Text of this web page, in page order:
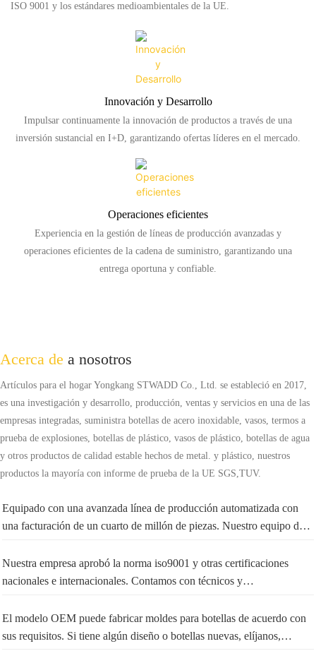
ISO 9001 y los estándares medioambientales de la UE.
Innovación y Desarrollo
Impulsar continuamente la innovación de productos a través de una
inversión sustancial en I+D, garantizando ofertas líderes en el mercado.
Operaciones eficientes
Experiencia en la gestión de líneas de producción avanzadas y
operaciones eficientes de la cadena de suministro, garantizando una
entrega oportuna y confiable.
Acerca de a nosotros
Artículos para el hogar Yongkang STWADD Co., Ltd. se estableció en 2017,
es una investigación y desarrollo, producción, ventas y servicios en una de las
empresas integradas, suministra botellas de acero inoxidable, vasos, termos a
prueba de explosiones, botellas de plástico, vasos de plástico, botellas de agua
y otros productos de calidad estable hechos de metal. y plástico, nuestros
productos la mayoría con informe de prueba de la UE SGS,TUV.
Equipado con una avanzada línea de producción automatizada con
una facturación de un cuarto de millón de piezas. Nuestro equipo de
de compra en nuestro centro de servicio al cliente. Nuestros productos
siguen estrictamente los estándares de calidad alimentaria de la UE y
buena calidad, servicio perfecto y entrega rápida es nuestra clave para
ganar el mercado internacional.
Nuestra empresa aprobó la norma iso9001 y otras certificaciones
nacionales e internacionales. Contamos con técnicos y
clientes productos de calidad, un servicio profesional y precios
razonables son nuestra principal prioridad. El precio competitivo y el
El modelo OEM puede fabricar moldes para botellas de acuerdo con
sus requisitos. Si tiene algún diseño o botellas nuevas, elíjanos,